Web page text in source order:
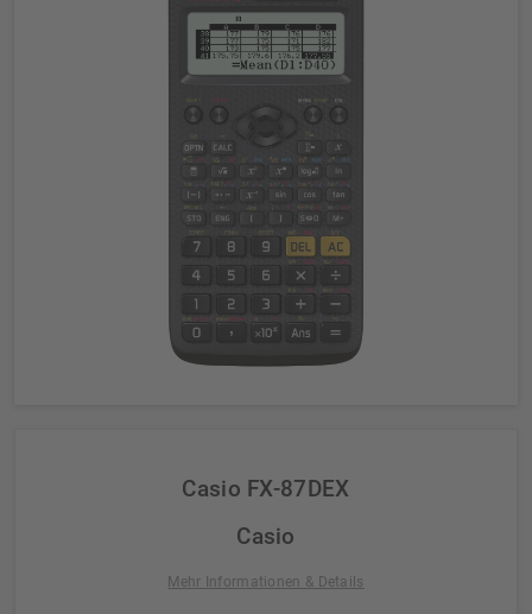
Casio FX-87DEX
Casio
Mehr Informationen & Details